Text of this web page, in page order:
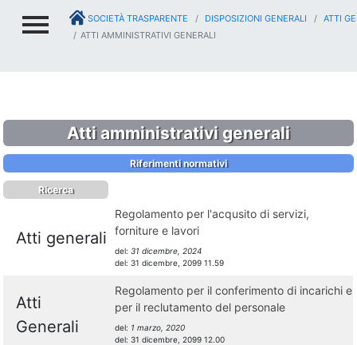
SOCIETÀ TRASPARENTE DISPOSIZIONI GENERALI
ATTI
ATTI AMMINISTRATIVI GENERALI
Atti amministrativi generali
Riferimenti normativi
Ricerca
Atti generali
Regolamento per l'acqusito di servizi,
forniture e lavori
del:31 dicembre, 2024
del:31 dicembre, 2099 11.59
Atti
Generali
Regolamento per il conferimento di incarichi e
per il reclutamento del personale
del: 1 marzo, 2020
del:31 dicembre, 2099 12.00